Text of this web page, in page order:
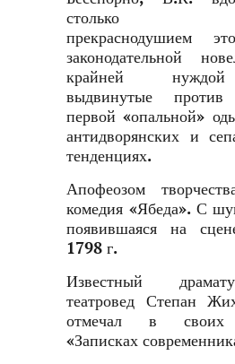
столько
прекраснодушием
законодательной
крайней
выдвинутые
первой «опальной»
антидворянских и
тенденциях.
Апофеозом
комедия «Ябеда». С
появившаяся на
1798 г.
Известный
театровед Степан
отмечал в своих
«Записках